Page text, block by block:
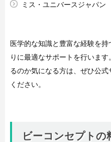
ミス・ユニバースジャパン
医学的な知識と豊富な経験を
りに最適なサポートを行いま
るのか気になる方は、ぜひ公
ください。
ビーコンセプトの